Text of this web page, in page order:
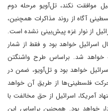
موافقت نکند، تل‌آویو مرحله دوم
آگاه از روند مذاکرات همچنین،
از نوار غزه پیش‌بینی نشده است.
اسرائیل خواهد بود و فقط از شمار
خواهد شد. براساس طرح واشنگتن
خواهد بود و تل‌آویو، ضمن در
فلسطینی‌ها از طریق آن خواهد
آمریکا، اسرائیل از حق مخالفت با
خواهد بود. همچنین براساس این